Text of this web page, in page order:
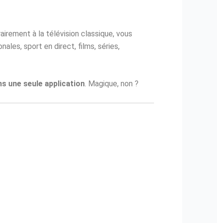
à la télévision classique, vous
sport en direct, films, séries,
une seule application. Magique, non ?